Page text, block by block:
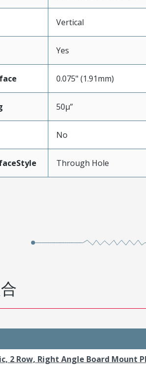
Vertical
Yes
0.075" (1.91mm)
50µ”
No
Through Hole
2 Row, Right Angle Board Mount